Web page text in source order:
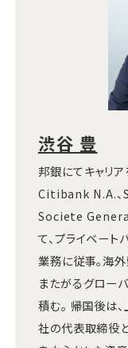
渋谷 豊
邦銀にてキャリ
Citibank N.A.、
Societe
て、プライベート
業務に従事。海
またがるグロー
積む。 帰国後は
社の代表取締役